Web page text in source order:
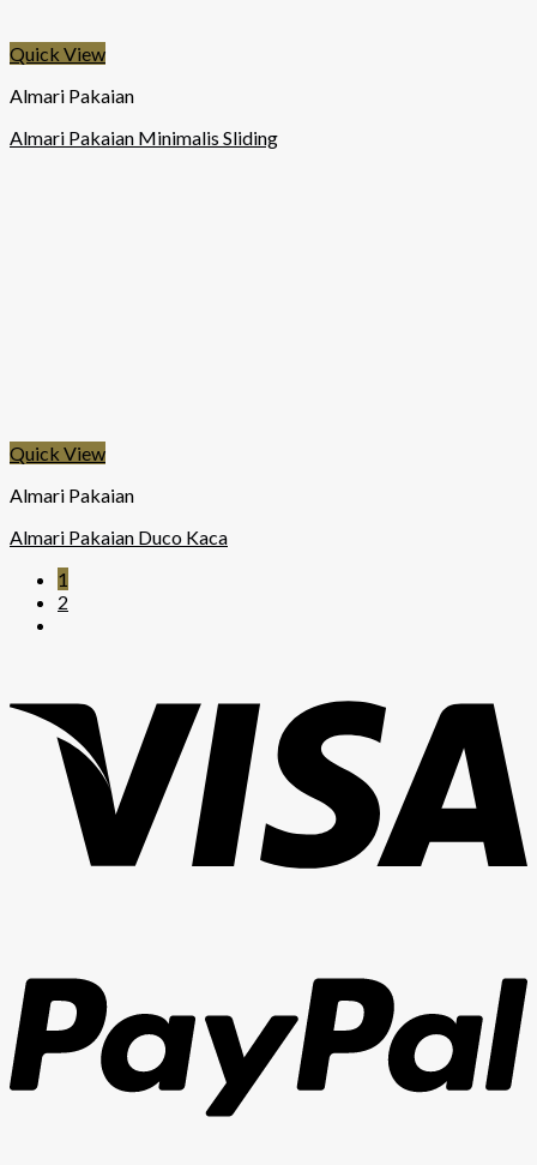
Quick View
Almari Pakaian
Almari Pakaian Minimalis Sliding
Quick View
Almari Pakaian
Almari Pakaian Duco Kaca
1
2